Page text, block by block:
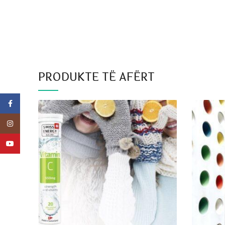
PRODUKTE TË AFËRT
Facebook
Instagram
YouTube